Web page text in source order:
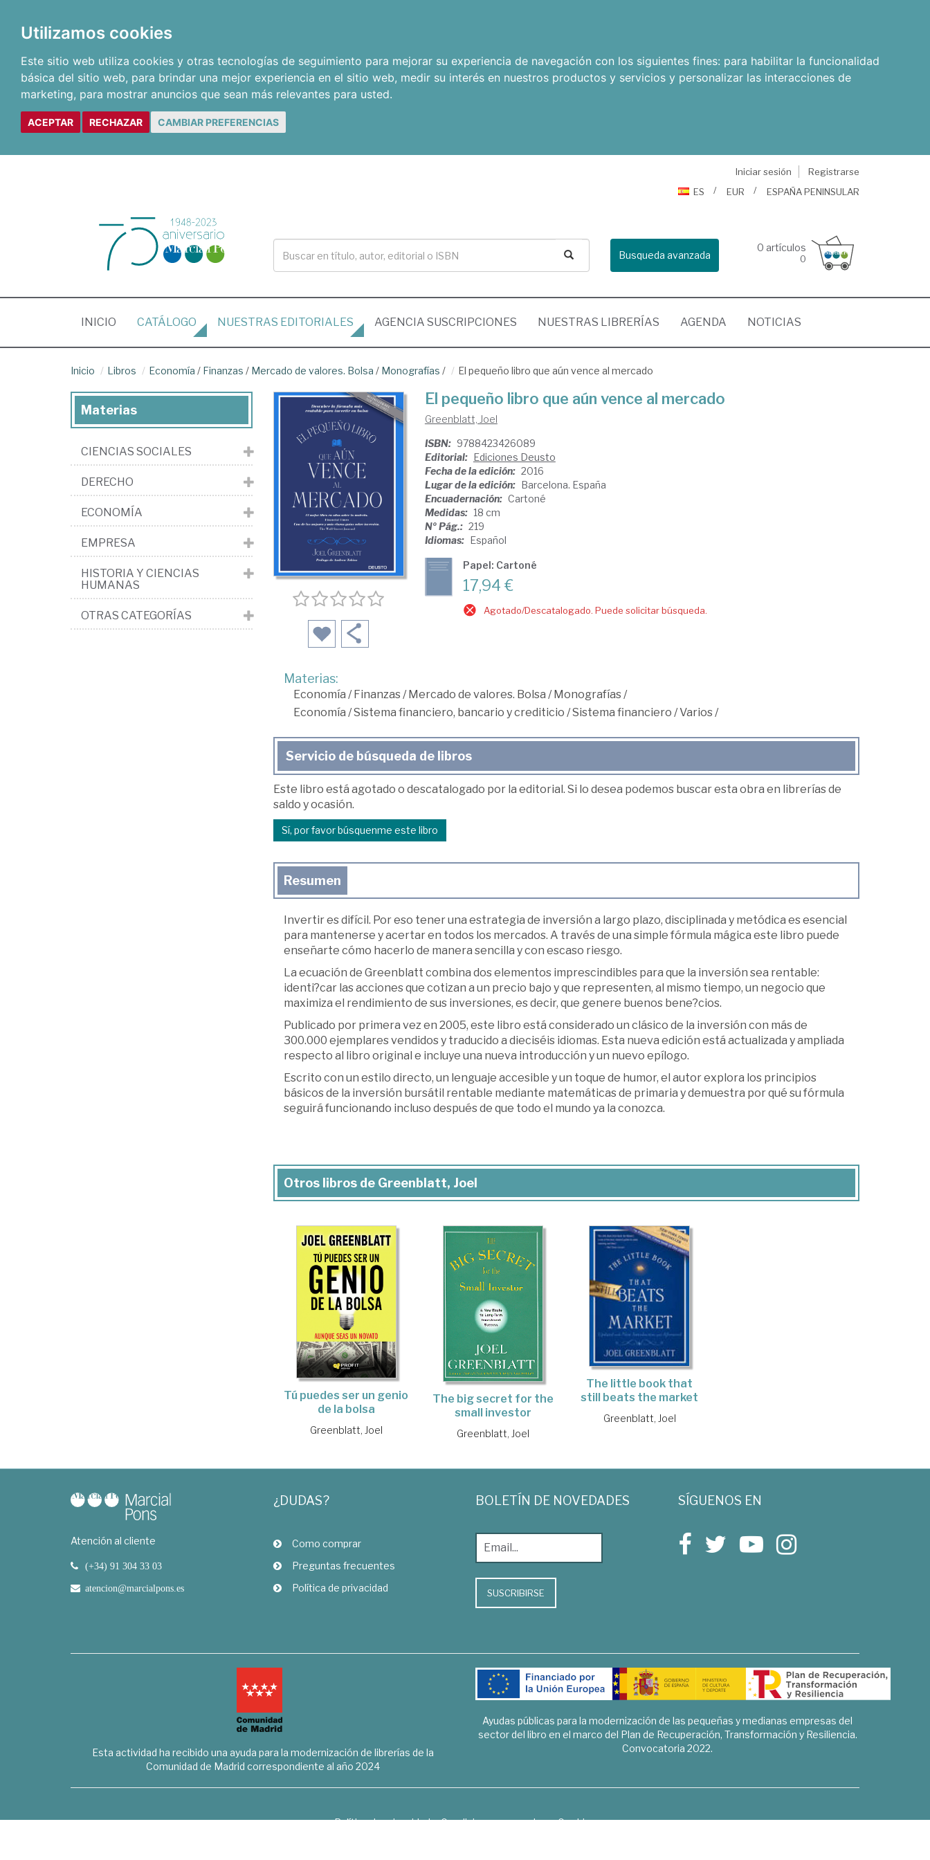
Utilizamos cookies
Este sitio web utiliza cookies y otras tecnologías de seguimiento para mejorar su experiencia de navegación con los siguientes fines: para habilitar la funcionalidad
básica del sitio web, para brindar una mejor experiencia en el sitio web, medir su interés en nuestros productos y servicios y personalizar las interacciones de
marketing, para mostrar anuncios que sean más relevantes para usted.
ACEPTAR RECHAZAR CAMBIAR PREFERENCIAS
Iniciar sesión
Registrarse
ES
EUR ESPAÑA PENINSULAR
Busqueda avanzada
0 artículos
0
INICIO (CURRENT)
CATÁLOGO NUESTRAS EDITORIALES AGENCIA SUSCRIPCIONES NUESTRAS LIBRERÍAS AGENDA NOTICIAS
Inicio Libros Economía / Finanzas / Mercado de valores. Bolsa / Monografías / El pequeño libro que aún vence al mercado
El pequeño libro que aún vence al mercado
Greenblatt, Joel
ISBN: 9788423426089
Editorial: Ediciones Deusto
Fecha de la edición: 2016
Lugar de la edición: Barcelona. España
Encuadernación: Cartoné
Medidas: 18 cm
Nº Pág.: 219
Idiomas: Español
Papel: Cartoné
17,94 €
Agotado/Descatalogado. Puede solicitar búsqueda.
Materias:
Economía /Finanzas/Mercado de valores. Bolsa /Monografías/
Economía /Sistema financiero, bancario y crediticio /Sistema financiero /Varios/
Servicio de búsqueda de libros
Este libro está agotado o descatalogado por la editorial. Si lo desea podemos buscar esta obra en librerías de
saldo y ocasión.
Sí, por favor búsquenme este libro
Resumen
Invertir es difícil. Por eso tener una estrategia de inversión a largo plazo, disciplinada y metódica es esencial
para mantenerse y acertar en todos los mercados. A través de una simple fórmula mágica este libro puede
enseñarte cómo hacerlo de manera sencilla y con escaso riesgo.
La ecuación de Greenblatt combina dos elementos imprescindibles para que la inversión sea rentable:
identi?car las acciones que cotizan a un precio bajo y que representen, al mismo tiempo, un negocio que
maximiza el rendimiento de sus inversiones, es decir, que genere buenos bene?cios.
Publicado por primera vez en 2005, este libro está considerado un clásico de la inversión con más de
300.000 ejemplares vendidos y traducido a dieciséis idiomas. Esta nueva edición está actualizada y ampliada
respecto al libro original e incluye una nueva introducción y un nuevo epílogo.
Escrito con un estilo directo, un lenguaje accesible y un toque de humor, el autor explora los principios
básicos de la inversión bursátil rentable mediante matemáticas de primaria y demuestra por qué su fórmula
seguirá funcionando incluso después de que todo el mundo ya la conozca.
Otros libros de Greenblatt, Joel
Tú puedes ser un genio
de la bolsa
Greenblatt, Joel
The big secret for the
small investor
Greenblatt, Joel
The little book that
still beats the market
Greenblatt, Joel
Materias
CIENCIAS SOCIALES
DERECHO
ECONOMÍA
EMPRESA
HISTORIA Y CIENCIAS
HUMANAS
OTRAS CATEGORÍAS
Atención al cliente
(+34) 91 304 33 03
atencion@marcialpons.es
¿DUDAS?
Como comprar
Preguntas frecuentes
Política de privacidad
BOLETÍN DE NOVEDADES
SUSCRIBIRSE
SÍGUENOS EN
Esta actividad ha recibido una ayuda para la modernización de librerías de la
Comunidad de Madrid correspondiente al año 2024
Ayudas públicas para la modernización de las pequeñas y medianas empresas del
sector del libro en el marco del Plan de Recuperación, Transformación y Resiliencia.
Convocatoria 2022.
Política de privacidad Condiciones generales
Cookies